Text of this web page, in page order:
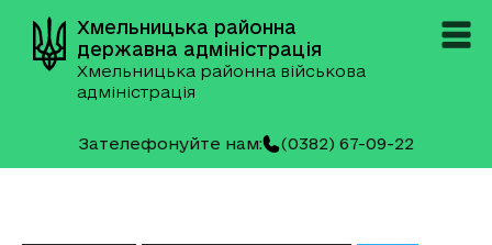
Хмельницька районна
державна адміністрація
Хмельницька районна військова
адміністрація
Зателефонуйте нам: (0382) 67-09-22